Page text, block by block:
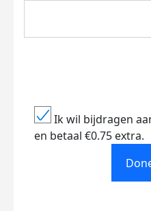
Ik wil bijdragen
en betaal €0.75 extra.